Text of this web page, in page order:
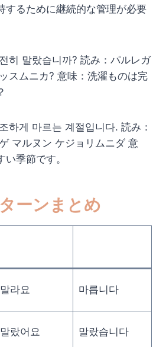
するために継続的な管理が必要
히 말랐습니까? 読み：パルレガ
スムニカ? 意味：洗濯ものは完
하게 마르는 계절입니다. 読み：
マルヌン ケジョリムニダ 意
季節です。
ーンまとめ
말라요 마릅니다
말랐어요 말랐습니다